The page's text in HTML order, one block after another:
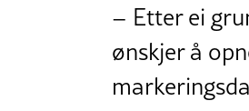
– Etter ei
ønskjer å